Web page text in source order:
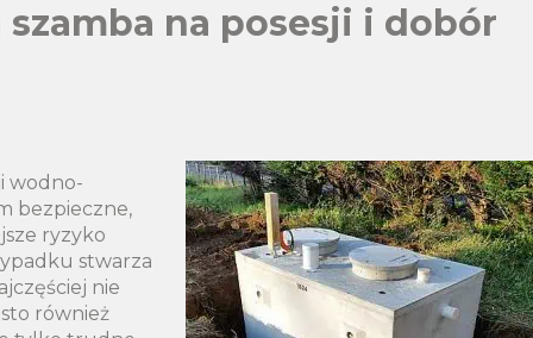
na posesji i dobór
wodno-
bezpieczne,
ryzyko
stwarza
nie
również